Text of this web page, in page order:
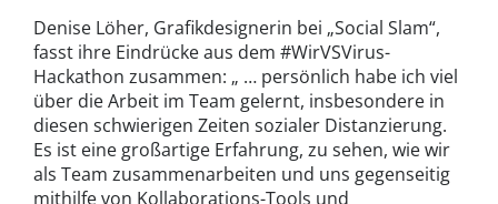
Denise Löher, Grafikdesignerin bei „Social Slam“,
fasst ihre Eindrücke aus dem #WirVSVirus-
Hackathon zusammen: „ … persönlich habe ich viel
über die Arbeit im Team gelernt, insbesondere in
diesen schwierigen Zeiten sozialer Distanzierung.
Es ist eine großartige Erfahrung, zu sehen, wie wir
als Team zusammenarbeiten und uns gegenseitig
mithilfe von Kollaborations-Tools und